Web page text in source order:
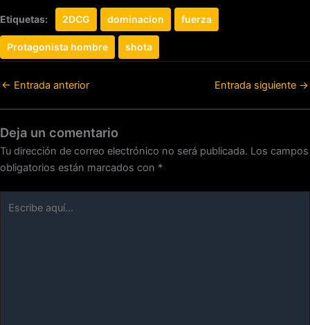
Etiquetas: 2DCG dominacion fuerza
Protagonista hombre shota
← Entrada anterior Entrada siguiente →
Deja un comentario
Tu dirección de correo electrónico no será publicada. Los campos
obligatorios están marcados con *
aquí...